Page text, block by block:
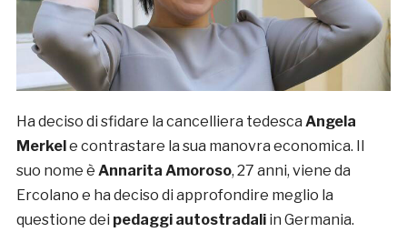
Ha deciso di sfidare la cancelliera tedesca Angela
Merkele contrastare la sua manovra economica. Il
suo nome è Annarita Amoroso, 27 anni, viene da
Ercolano e ha deciso di approfondire meglio la
questione dei pedaggi autostradaliin Germania.